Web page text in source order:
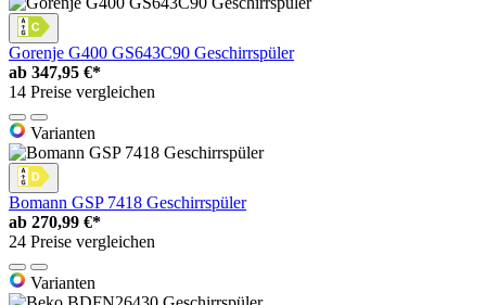
Gorenje G400 GS643C90 Geschirrspüler
ab 347,95 €*
14 Preise vergleichen
Varianten
Bomann GSP 7418 Geschirrspüler
ab 270,99 €*
24 Preise vergleichen
Varianten